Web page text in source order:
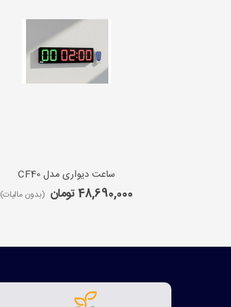
ساعت دیواری مدل CF40
48,690,000 تومان (بدون مالیات)